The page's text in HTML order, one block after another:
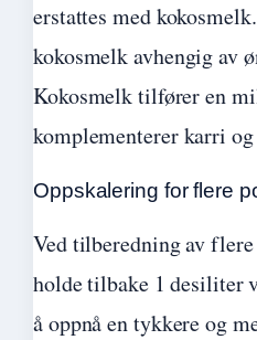
erstattes med
kokosmelk avhengig av
Kokosmelk tilfører en
komplementerer karri og
Oppskalering for flere
Ved tilberedning av flere
holde tilbake 1 desiliter
å oppnå en tykkere og